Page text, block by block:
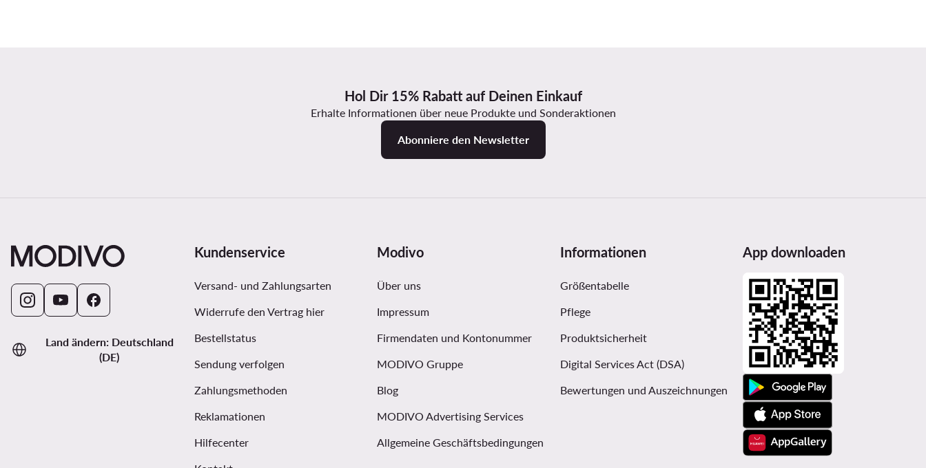
Hol Dir 15% Rabatt auf Deinen Einkauf
Erhalte Informationen über neue Produkte und Sonderaktionen
Abonniere den Newsletter
Land ändern: Deutschland
(DE)
Kundenservice
Versand- und Zahlungsarten
Widerrufe den Vertrag hier
Bestellstatus
Sendung verfolgen
Zahlungsmethoden
Reklamationen
Hilfecenter
Modivo
Über uns
Impressum
Firmendaten und Kontonummer
MODIVO Gruppe
Blog
MODIVO Advertising Services
Allgemeine Geschäftsbedingungen
Informationen
Größentabelle
Pflege
Produktsicherheit
Digital Services Act (DSA)
Bewertungen und Auszeichnungen
App downloaden